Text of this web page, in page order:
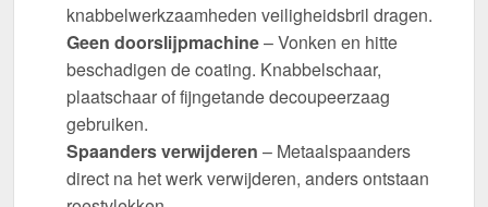
knabbelwerkzaamheden veiligheidsbril dragen.
Geen doorslijpmachine– Vonken en hitte
beschadigen de coating. Knabbelschaar,
plaatschaar of fijngetande decoupeerzaag
gebruiken.
Spaanders verwijderen – Metaalspaanders
direct na het werk verwijderen, anders ontstaan